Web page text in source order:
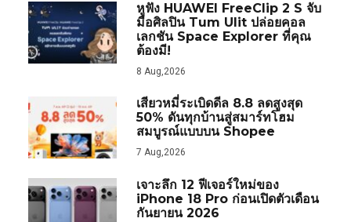
หูฟัง HUAWEI FreeClip 2 S จับ
มือศิลปิน Tum Ulit ปล่อยคอล
เลกชัน Space Explorer ที่คุณ
ต้องมี!
8 Aug,2026
เสียวหมี่ระเบิดดีล 8.8 ลดสูงสุด
50% ดันทุกบ้านสู่สมาร์ทโฮม
สมบูรณ์แบบบน Shopee
7 Aug,2026
เจาะลึก 12 ฟีเจอร์ใหม่ของ
iPhone 18 Pro ก่อนเปิดตัวเดือน
กันยายน 2026